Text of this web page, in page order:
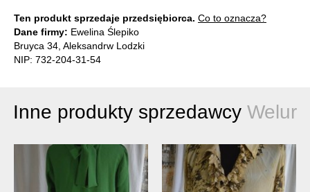
Ten produkt sprzedaje przedsiębiorca. Co to oznacza?
Dane firmy: Ewelina Ślepiko
Bruyca 34, Aleksandrw Lodzki
NIP: 732-204-31-54
Inne produkty sprzedawcy Welur